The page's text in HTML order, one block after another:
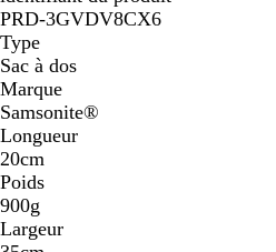
PRD-3GVDV8CX6
Type
Sac à dos
Marque
Samsonite®
Longueur
20cm
Poids
900g
Largeur